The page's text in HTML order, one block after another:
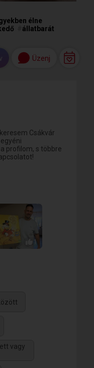
élne
állatbarát
Üzenj
Csákvár
profilom, s többre
1
vagy